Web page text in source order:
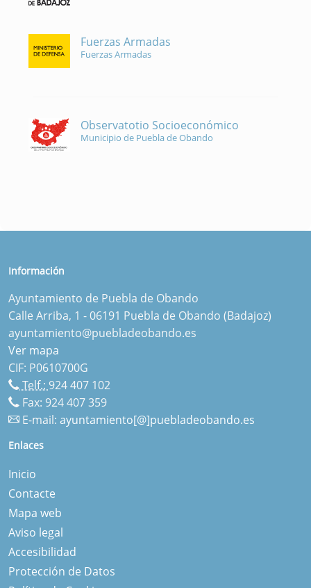
Fuerzas Armadas
Fuerzas Armadas
Observatotio Socioeconómico
Municipio de Puebla de Obando
Información
Ayuntamiento de Puebla de Obando
Calle Arriba, 1 - 06191 Puebla de Obando (Badajoz)
ayuntamiento@puebladeobando.es
Ver mapa
CIF: P0610700G
Telf.:924 407 102
Fax: 924 407 359
E-mail: ayuntamiento[@]puebladeobando.es
Enlaces
Inicio
Contacte
Mapa web
Aviso legal
Accesibilidad
Protección de Datos